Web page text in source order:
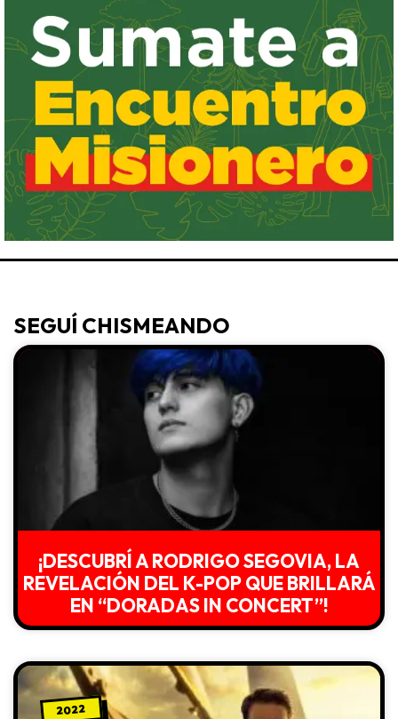
SEGUÍ CHISMEANDO
¡DESCUBRÍ A RODRIGO SEGOVIA, LA
REVELACIÓN DEL K-POP QUE BRILLARÁ
EN “DORADAS IN CONCERT”!
2022